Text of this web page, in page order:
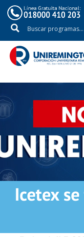
Inicio Noticias
Icetex